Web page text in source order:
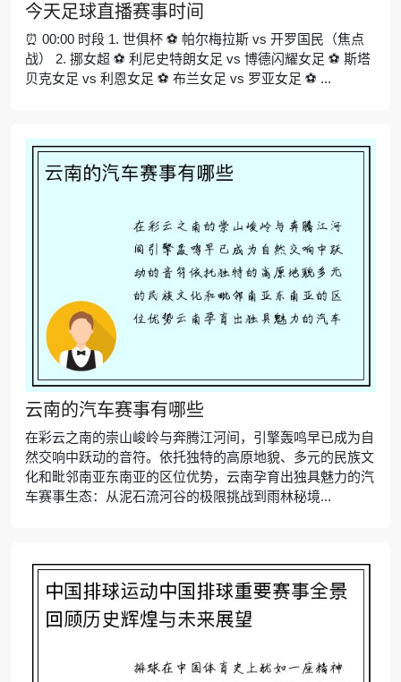
今天足球直播赛事时间
⏰ 00:00 时段 1. 世俱杯 ⚽ 帕尔梅拉斯 vs 开罗国民（焦点
战） 2. 挪女超 ⚽ 利尼史特朗女足 vs 博德闪耀女足 ⚽ 斯塔
贝克女足 vs 利恩女足 ⚽ 布兰女足 vs 罗亚女足 ⚽ ...
云南的汽车赛事有哪些
在彩云之南的崇山峻岭与奔腾江河间，引擎轰鸣早已成为自
然交响中跃动的音符。依托独特的高原地貌、多元的民族文
化和毗邻南亚东南亚的区位优势，云南孕育出独具魅力的汽
车赛事生态：从泥石流河谷的极限挑战到雨林秘境...